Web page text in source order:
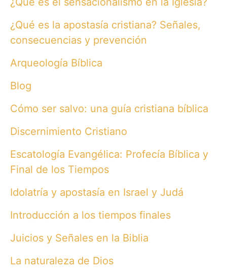
c
f
o
r
¿Qué es la apostasía cristiana? Señales,
consecuencias y prevención
Arqueología Bíblica
Blog
Cómo ser salvo: una guía cristiana bíblica
Discernimiento Cristiano
Escatología Evangélica: Profecía Bíblica y
Final de los Tiempos
Idolatría y apostasía en Israel y Judá
Introducción a los tiempos finales
Juicios y Señales en la Biblia
La naturaleza de Dios